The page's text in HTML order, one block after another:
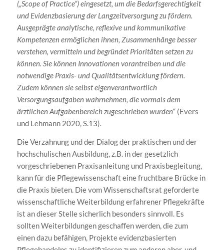
(„Scope of Practice“) eingesetzt, um die Bedarfsgerechtigkeit
und Evidenzbasierung der Langzeitversorgung zu fördern.
Ausgeprägte analytische, reflexive und kommunikative
Kompetenzen ermöglichen ihnen, Zusammenhänge besser
verstehen, vermitteln und begründet Prioritäten setzen zu
können. Sie können Innovationen vorantreiben und die
notwendige Praxis- und Qualitätsentwicklung fördern.
Zudem können sie selbst eigenverantwortlich
Versorgungsaufgaben wahrnehmen, die vormals dem
ärztlichen Aufgabenbereich zugeschrieben wurden“ (Evers
und Lehmann 2020, S.13).
Die Verzahnung und der Dialog der praktischen und der
hochschulischen Ausbildung, z.B. in der gesetzlich
vorgeschriebenen Praxisanleitung und Praxisbegleitung,
kann für die Pflegewissenschaft eine fruchtbare Brücke in
die Praxis bieten. Die vom Wissenschaftsrat geforderte
wissenschaftliche Weiterbildung erfahrener Pflegekräfte
ist an dieser Stelle sicherlich besonders sinnvoll. Es
sollten Weiterbildungen geschaffen werden, die zum
einen dazu befähigen, Projekte evidenzbasierten